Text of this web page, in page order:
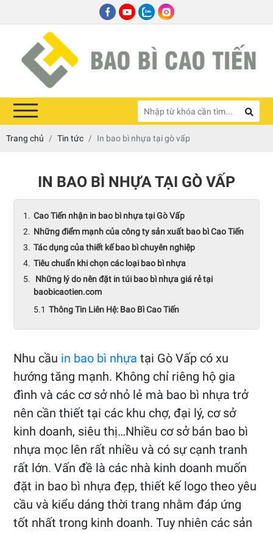
Trang chủ Tin tức In bao bì nhựa tại gò vấp
IN BAO BÌ NHỰA TẠI GÒ VẤP
Cao Tiến nhận in bao bì nhựa tại Gò Vấp
Những điểm mạnh của công ty sản xuất bao bì Cao Tiến
Tác dụng của thiết kế bao bì chuyên nghiệp
Tiêu chuẩn khi chọn các loại bao bì nhựa
Những lý do nên đặt in túi bao bì nhựa giá rẻ tại
baobicaotien.com
Thông Tin Liên Hệ: Bao Bì Cao Tiến
Nhu cầu in bao bì nhựa tại Gò Vấp có xu
hướng tăng mạnh. Không chỉ riêng hộ gia
đình và các cơ sở nhỏ lẻ mà bao bì nhựa trở
nên cần thiết tại các khu chợ, đại lý, cơ sở
kinh doanh, siêu thị…Nhiều cơ sở bán bao bì
nhựa mọc lên rất nhiều và có sự cạnh tranh
rất lớn. Vấn đề là các nhà kinh doanh muốn
đặt in bao bì nhựa đẹp, thiết kế logo theo yêu
cầu và kiểu dáng thời trang nhằm đáp ứng
tốt nhất trong kinh doanh. Tuy nhiên các sản